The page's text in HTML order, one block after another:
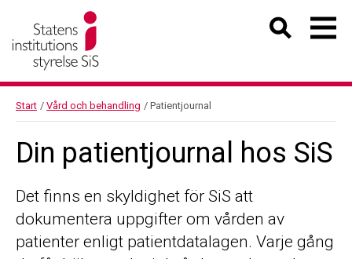
Start / Vård och behandling / Patientjournal
Din patientjournal hos SiS
Det finns en skyldighet för SiS att
dokumentera uppgifter om vården av
patienter enligt patientdatalagen. Varje gång